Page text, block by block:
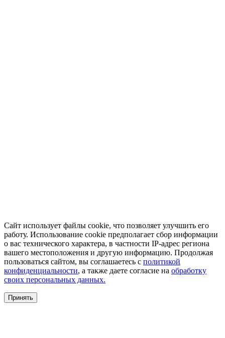
Сайт использует файлы cookie, что позволяет улучшить его
работу. Использование cookie предполагает сбор информации
о вас технического характера, в частности IP-адрес региона
вашего местоположения и другую информацию. Продолжая
пользоваться сайтом, вы соглашаетесь с политикой
конфиденциальности, а также даете согласие на обработку
своих персональных данных.
Принять